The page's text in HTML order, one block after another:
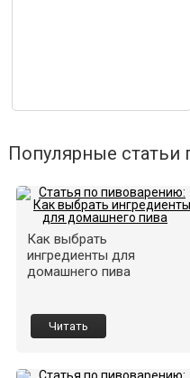
Популярные статьи
Как выбрать
ингредиенты для
домашнего пива
Читать